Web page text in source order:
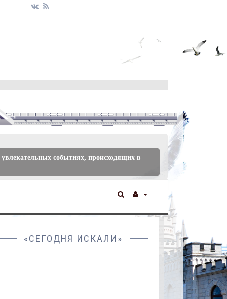
событиях, происходящих в
«СЕГОДНЯ ИСКАЛИ»